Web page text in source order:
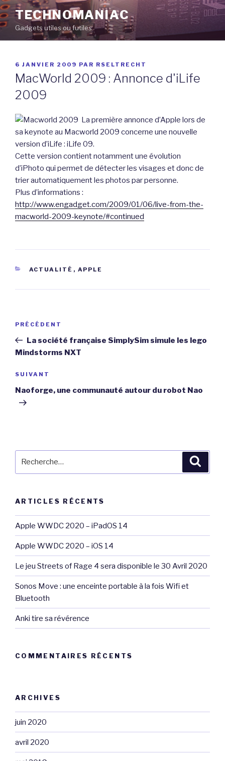
Aller
au
contenu
principal
TECHNOMANIAC
Gadgets utiles ou futiles
PUBLIÉ
LE
6 JANVIER 2009 PAR RSELTRECHT
MacWorld 2009 : Annonce d'iLife
2009
La première annonce d’Apple lors de
sa keynote au Macworld 2009 concerne une nouvelle
version d’iLife : iLife 09.
Cette version contient notamment une évolution
d’iPhoto qui permet de détecter les visages et donc de
trier automatiquement les photos par personne.
Plus d’informations :
http://www.engadget.com/2009/01/06/live-from-the-
macworld-2009-keynote/#continued
CATÉGORIES
ACTUALITÉ , APPLE
Navigation
l’article
Article
précédent
PRÉCÉDENT
La société française SimplySim simule les lego
Mindstorms NXT
Article
suivant
SUIVANT
Naoforge, une communauté autour du robot Nao
ARTICLES RÉCENTS
Apple WWDC 2020 – iPadOS 14
Apple WWDC 2020 – iOS 14
Le jeu Streets of Rage 4 sera disponible le 30 Avril 2020
Sonos Move : une enceinte portable à la fois Wifi et
Bluetooth
Anki tire sa révérence
COMMENTAIRES RÉCENTS
ARCHIVES
juin 2020
avril 2020